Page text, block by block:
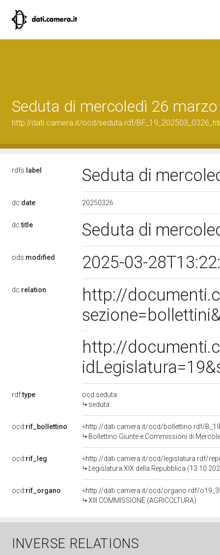
Seduta di mercoledì 26
http://dati.camera.it/ocd/seduta.rdf/
rdfs: label Seduta di
dc:date 20250326
dc:title Seduta di
ods:modified 2025-03-
dc:relation
http://
http://
rdf:type
ocd:seduta
seduta
ocd:rif_bollettino
<http://dati.camera.it/ocd/bollettino.rdf/
Bollettino Giunte e Commissioni di
ocd:rif_leg
<http://dati.camera.it/ocd/legislatura.rdf/
Legislatura XIX della Repubblica
ocd:rif_organo
<http://dati.camera.it/ocd/organo.rdf/
XIII COMMISSIONE (AGRICOLTURA)
INVERSE RELATIONS